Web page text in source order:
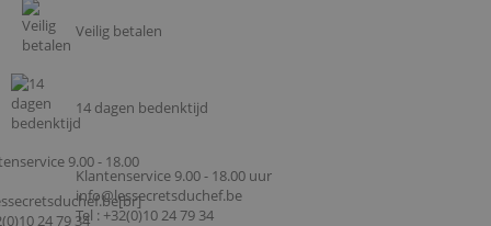
Veilig betalen
14 dagen bedenktijd
Klantenservice 9.00 - 18.00 uur
info@lessecretsduchef.be
Tel : +32(0)10 24 79 34